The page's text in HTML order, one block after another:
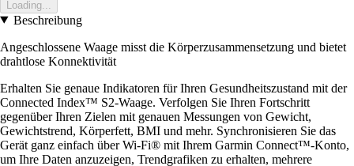
Loading...
Beschreibung
Angeschlossene Waage misst die Körperzusammensetzung und bietet
drahtlose Konnektivität
Erhalten Sie genaue Indikatoren für Ihren Gesundheitszustand mit der
Connected Index™ S2-Waage. Verfolgen Sie Ihren Fortschritt
gegenüber Ihren Zielen mit genauen Messungen von Gewicht,
Gewichtstrend, Körperfett, BMI und mehr. Synchronisieren Sie das
Gerät ganz einfach über Wi-Fi® mit Ihrem Garmin Connect™-Konto,
um Ihre Daten anzuzeigen, Trendgrafiken zu erhalten, mehrere